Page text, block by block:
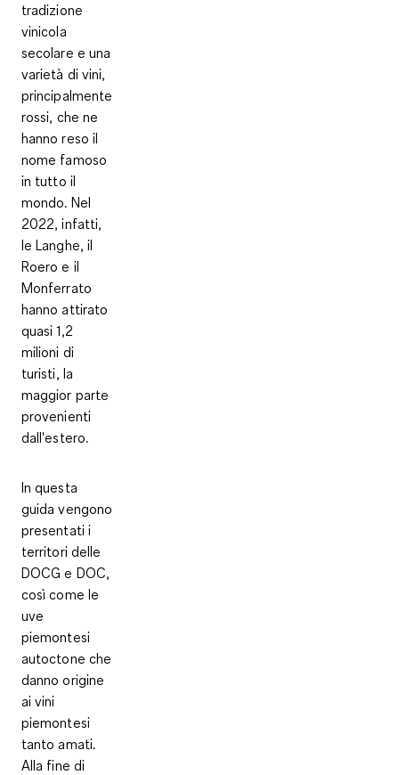
tradizione
vinicola
secolare e una
varietà di vini,
principalmente
rossi, che ne
hanno reso il
nome famoso
in tutto il
mondo. Nel
2022, infatti,
le Langhe, il
Roero e il
Monferrato
hanno attirato
quasi 1,2
milioni di
turisti, la
maggior parte
provenienti
dall'estero.
In questa
guida vengono
presentati i
territori delle
DOCG e DOC,
così come le
uve
piemontesi
autoctone che
danno origine
ai vini
piemontesi
tanto amati.
Alla fine di